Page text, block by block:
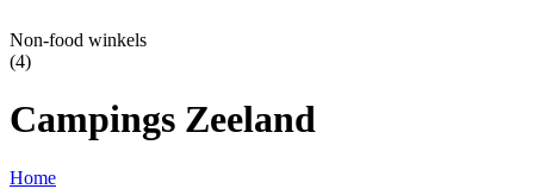
Non-food winkels
(4)
Campings Zeeland
Home